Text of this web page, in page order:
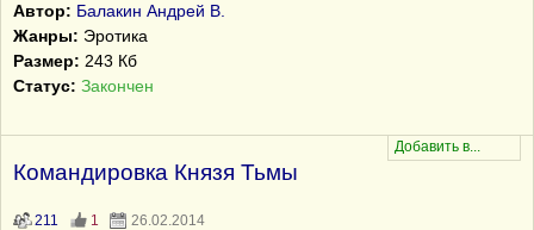
Автор: Балакин Андрей В.
Жанры: Эротика
Размер: 243 Кб
Статус: Закончен
Командировка Князя Тьмы
211 1 26.02.2014